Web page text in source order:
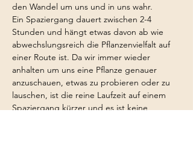
den Wandel um uns und in uns wahr.
Ein Spaziergang dauert zwischen 2-4
Stunden und hängt etwas davon ab wie
abwechslungsreich die Pflanzenvielfalt auf
einer Route ist. Da wir immer wieder
anhalten um uns eine Pflanze genauer
anzuschauen, etwas zu probieren oder zu
lauschen, ist die reine Laufzeit auf einem
Spaziergang kürzer und es ist keine